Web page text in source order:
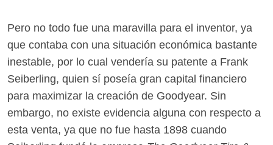
Pero no todo fue una maravilla para el inventor, ya
que contaba con una situación económica bastante
inestable, por lo cual vendería su patente a Frank
Seiberling, quien sí poseía gran capital financiero
para maximizar la creación de Goodyear. Sin
embargo, no existe evidencia alguna con respecto a
esta venta, ya que no fue hasta 1898 cuando